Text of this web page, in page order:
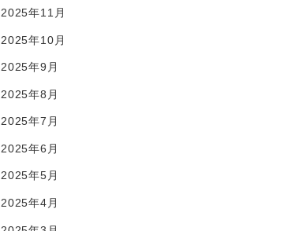
2025年11月
2025年10月
2025年9月
2025年8月
2025年7月
2025年6月
2025年5月
2025年4月